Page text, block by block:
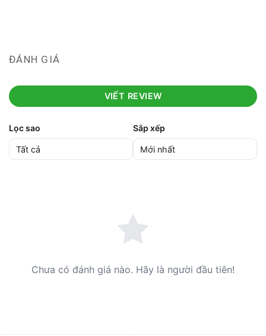
ĐÁNH GIÁ
VIẾT REVIEW
Lọc sao Sắp xếp
Chưa có đánh giá nào. Hãy là người đầu tiên!